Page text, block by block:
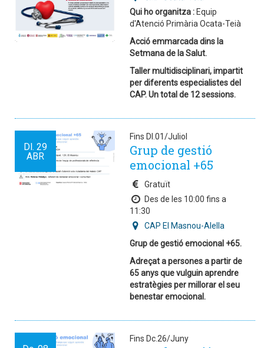
Qui ho organitza : Equip
d'Atenció Primària Ocata-Teià
Acció emmarcada dins la
Setmana de la Salut.
Taller multidisciplinari, impartit
per diferents especialistes del
CAP. Un total de 12 sessions.
Dl. 29
ABR
Fins Dl.01/Juliol
Grup de gestió
emocional +65
Gratuït
Des de les 10:00 fins a
11:30
CAP El Masnou-Alella
Grup de gestió emocional +65.
Adreçat a persones a partir de
65 anys que vulguin aprendre
estratègies per millorar el seu
benestar emocional.
Fins Dc.26/Juny